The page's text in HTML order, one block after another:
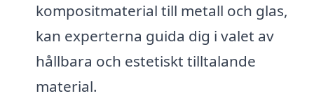
kompositmaterial till metall och glas,
kan experterna guida dig i valet av
hållbara och estetiskt tilltalande
material.